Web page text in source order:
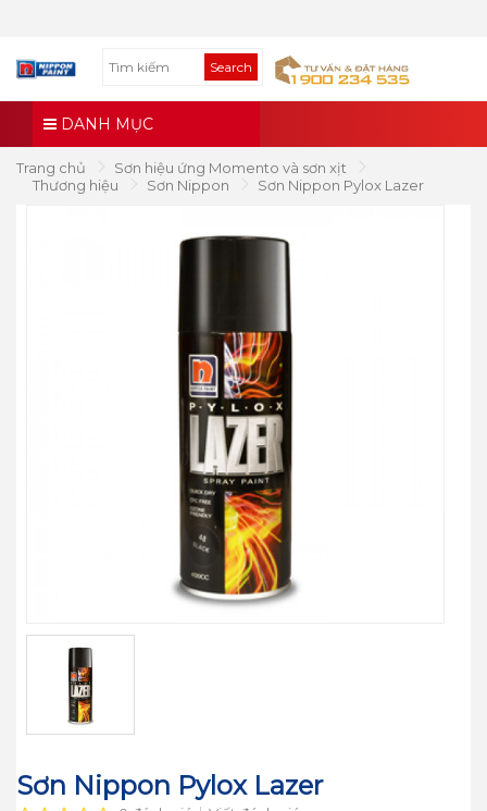
Search
DANH MỤC
Trang chủ
Sơn hiệu ứng Momento và sơn xịt
Thương hiệu
Sơn Nippon Sơn Nippon Pylox Lazer
Sơn Nippon Pylox Lazer